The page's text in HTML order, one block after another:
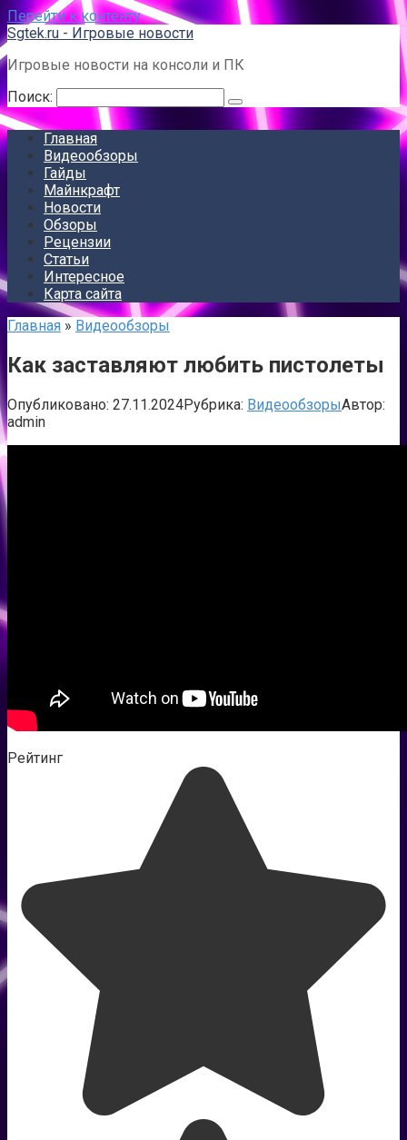
Перейти к контенту
Sgtek.ru - Игровые новости
Игровые новости на консоли и ПК
Поиск:
Главная
Видеообзоры
Гайды
Майнкрафт
Новости
Обзоры
Рецензии
Статьи
Интересное
Карта сайта
Главная » Видеообзоры
Как заставляют любить пистолеты
Опубликовано: 27.11.2024Рубрика: ВидеообзорыАвтор:
admin
Рейтинг